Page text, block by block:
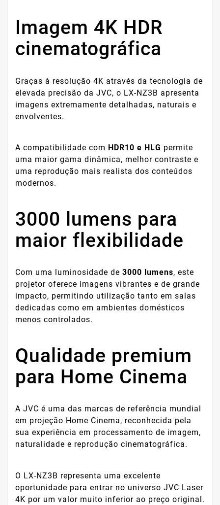
Imagem 4K HDR
cinematográfica
Graças à resolução 4K através da tecnologia de
elevada precisão da JVC, o LX-NZ3B apresenta
imagens extremamente detalhadas, naturais e
envolventes.
A compatibilidade com HDR10 e HLG permite
uma maior gama dinâmica, melhor contraste e
uma reprodução mais realista dos conteúdos
modernos.
3000 lumens para
maior flexibilidade
Com uma luminosidade de 3000 lumens, este
projetor oferece imagens vibrantes e de grande
impacto, permitindo utilização tanto em salas
dedicadas como em ambientes domésticos
menos controlados.
Qualidade premium
para Home Cinema
A JVC é uma das marcas de referência mundial
em projeção Home Cinema, reconhecida pela
sua experiência em processamento de imagem,
naturalidade e reprodução cinematográfica.
O LX-NZ3B representa uma excelente
oportunidade para entrar no universo JVC Laser
4K por um valor muito inferior ao preço original.